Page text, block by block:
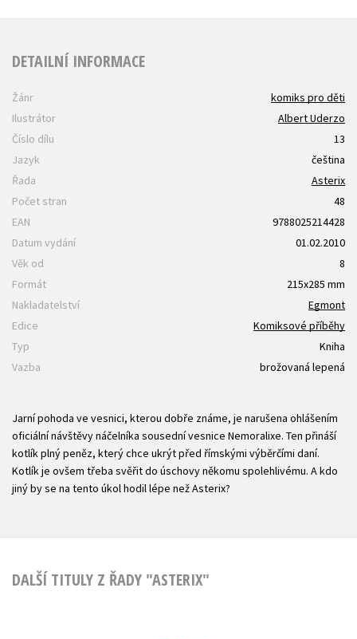
DETAILNÍ INFORMACE
Žánr
komiks pro děti
Ilustrátor
Albert Uderzo
Číslo dílu
13
Jazyk
čeština
Řada
Asterix
Počet stran
48
EAN
9788025214428
Datum vydání
01.02.2010
Věk od
8
Formát
215x285 mm
Nakladatelství
Egmont
Edice
Komiksové příběhy
Typ
Kniha
Vazba
brožovaná lepená
Jarní pohoda ve vesnici, kterou dobře známe, je narušena ohlášením
oficiální návštěvy náčelníka sousední vesnice Nemoralixe. Ten přináší
kotlík plný peněz, který chce ukrýt před římskými výběrčími daní.
Kotlík je ovšem třeba svěřit do úschovy někomu spolehlivému. A kdo
jiný by se na tento úkol hodil lépe než Asterix?
DALŠÍ TITULY Z ŘADY "ASTERIX"